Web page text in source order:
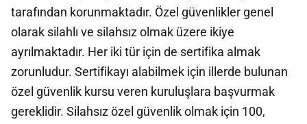
tarafından korunmaktadır. Özel güvenlikler genel
olarak silahlı ve silahsız olmak üzere ikiye
ayrılmaktadır. Her iki tür için de sertifika almak
zorunludur. Sertifikayı alabilmek için illerde bulunan
özel güvenlik kursu veren kuruluşlara başvurmak
gereklidir. Silahsız özel güvenlik olmak için 100,